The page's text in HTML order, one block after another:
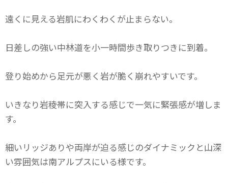
遠くに見える岩肌にわくわくが止まらない。
日差しの強い中林道を小一時間歩き取りつきに到着。
登り始めから足元が悪く岩が脆く崩れやすいです。
いきなり岩稜帯に突入する感じで一気に緊張感が増しま
す。
細いリッジありや両岸が迫る感じのダイナミックと山深
い雰囲気は南アルプスにいる様です。